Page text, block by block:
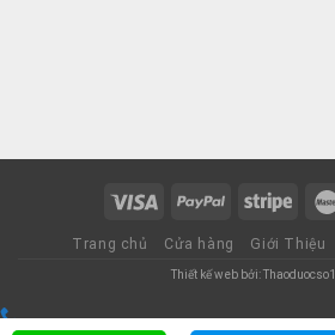
Trang chủ Cửa hàng Giới Thiệu
Thiết kế web bởi: